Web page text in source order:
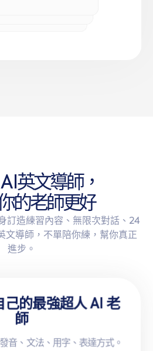
AI 英文導師，
的老師更好
訂造練習內容、無限次對話、24
文導師，不單陪你練，幫你真正
進步。
己的最強超人 AI 老
師
音、文法、用字、表達方式。